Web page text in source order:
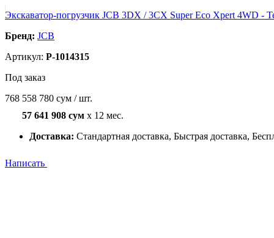
Экскаватор-погрузчик JCB 3DX / 3CX Super Eco Xpert 4WD -
Бренд: JCB
Артикул: P-1014315
Под заказ
768 558 780 сум / шт.
57 641 908 сум x 12 мес.
Доставка: Стандартная доставка, Быстрая доставка,
Написать